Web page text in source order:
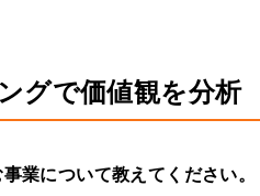
グで価値観を分析
について教えてください。